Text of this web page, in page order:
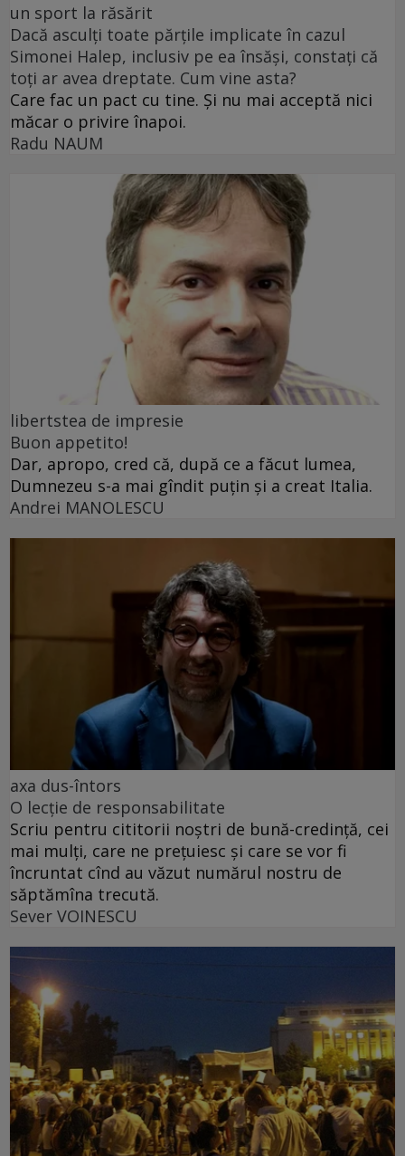
un sport la răsărit
Dacă asculți toate părțile implicate în cazul
Simonei Halep, inclusiv pe ea însăși, constați că
toți ar avea dreptate. Cum vine asta?
Care fac un pact cu tine. Și nu mai acceptă nici
măcar o privire înapoi.
Radu NAUM
libertstea de impresie
Buon appetito!
Dar, apropo, cred că, după ce a făcut lumea,
Dumnezeu s-a mai gîndit puțin și a creat Italia.
Andrei MANOLESCU
axa dus-întors
O lecție de responsabilitate
Scriu pentru cititorii noștri de bună-credință, cei
mai mulți, care ne prețuiesc și care se vor fi
încruntat cînd au văzut numărul nostru de
săptămîna trecută.
Sever VOINESCU